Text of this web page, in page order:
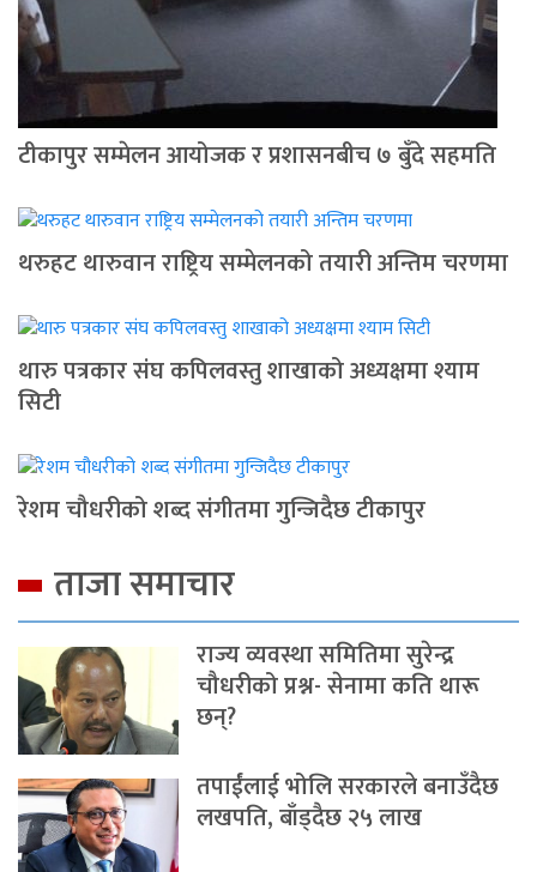
टीकापुर सम्मेलन आयोजक र प्रशासनबीच ७ बुँदे सहमति
थरुहट थारुवान राष्ट्रिय सम्मेलनको तयारी अन्तिम चरणमा
थारु पत्रकार संघ कपिलवस्तु शाखाको अध्यक्षमा श्याम
सिटी
रेशम चौधरीको शब्द संगीतमा गुन्जिदैछ टीकापुर
ताजा समाचार
राज्य व्यवस्था समितिमा सुरेन्द्र
चौधरीको प्रश्न- सेनामा कति थारू
छन्?
तपाईंलाई भोलि सरकारले बनाउँदैछ
लखपति, बाँड्दैछ २५ लाख